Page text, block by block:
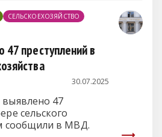
СЕЛЬСКОЕХОЗЯЙСТВО
преступлений в
30.07.2025
47
сельского
сообщили в МВД.